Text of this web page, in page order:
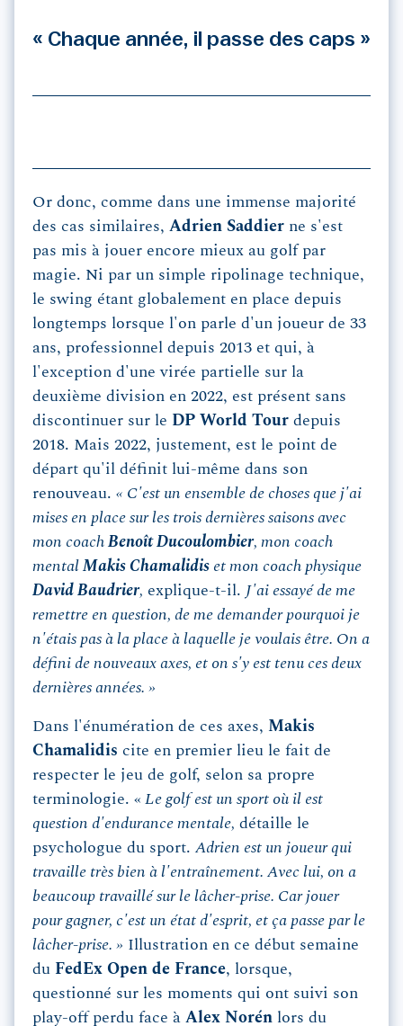
« Chaque année, il passe des caps »
Or donc, comme dans une immense majorité
des cas similaires, Adrien Saddier ne s'est
pas mis à jouer encore mieux au golf par
magie. Ni par un simple ripolinage technique,
le swing étant globalement en place depuis
longtemps lorsque l'on parle d'un joueur de 33
ans, professionnel depuis 2013 et qui, à
l'exception d'une virée partielle sur la
deuxième division en 2022, est présent sans
discontinuer sur le DP World Tour depuis
2018. Mais 2022, justement, est le point de
départ qu'il définit lui-même dans son
renouveau. « C'est un ensemble de choses que j'ai
mises en place sur les trois dernières saisons avec
mon coach Benoît Ducoulombier, mon coach
mental Makis Chamalidis et mon coach physique
David Baudrier, explique-t-il. J'ai essayé de me
remettre en question, de me demander pourquoi je
n'étais pas à la place à laquelle je voulais être. On a
défini de nouveaux axes, et on s'y est tenu ces deux
dernières années. »
Dans l'énumération de ces axes, Makis
Chamalidis cite en premier lieu le fait de
respecter le jeu de golf, selon sa propre
terminologie. « Le golf est un sport où il est
question d'endurance mentale, détaille le
psychologue du sport. Adrien est un joueur qui
travaille très bien à l'entraînement. Avec lui, on a
beaucoup travaillé sur le lâcher-prise. Car jouer
pour gagner, c'est un état d'esprit, et ça passe par le
lâcher-prise. » Illustration en ce début semaine
du FedEx Open de France, lorsque,
questionné sur les moments qui ont suivi son
play-off perdu face à Alex Norén lors du